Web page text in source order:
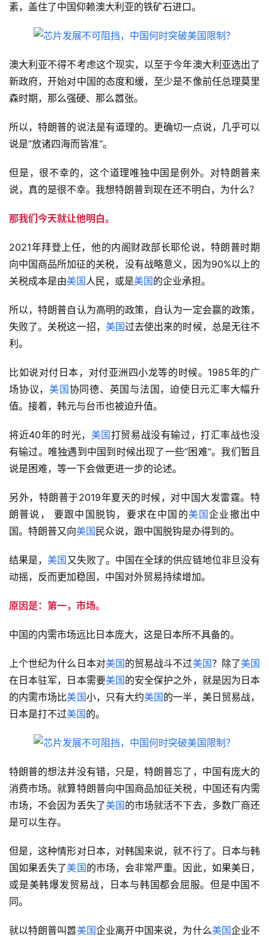
素，盖住了中国仰赖澳大利亚的铁矿石进口。
澳大利亚不得不考虑这个现实，以至于今年澳大利亚选出了
新政府，开始对中国的态度和缓，至少是不像前任总理莫里
森时期，那么强硬、那么嚣张。
所以，特朗普的说法是有道理的。更确切一点说，几乎可以
说是”放诸四海而皆准“。
但是，很不幸的，这个道理唯独中国是例外。对特朗普来
说，真的是很不幸。我想特朗普到现在还不明白，为什么？
那我们今天就让他明白。
2021年拜登上任，他的内阁财政部长耶伦说，特朗普时期
向中国商品所加征的关税，没有战略意义，因为90%以上的
关税成本是由美国人民，或是美国的企业承担。
所以，特朗普自认为高明的政策，自认为一定会赢的政策，
失败了。关税这一招， 美国过去使出来的时候，总是无往不
利。
比如说对付日本，对付亚洲四小龙等的时候。1985年的广
场协议， 美国协同德、英国与法国，迫使日元汇率大幅升
值。接着，韩元与台币也被迫升值。
将近40年的时光， 美国打贸易战没有输过，打汇率战也没
有输过。唯独遇到中国到时候出现了一些”困难“。我们暂且
说是困难，等一下会做更进一步的论述。
另外，特朗普于2019年夏天的时候，对中国大发雷霆。特
朗普说， 要跟中国脱钩，要求在中国的美国企业撤出中
国。特朗普又向美国 民众说，跟中国脱钩是办得到的。
结果是，美国 又失败了。中国在全球的供应链地位非旦没有
动摇，反而更加稳固，中国对外贸易持续增加。
原因是： 第一，市场。
中国的内需市场远比日本庞大，这是日本所不具备的。
上个世纪为什么日本对美国的贸易战斗不过美国？除了美国
在日本驻军，日本需要美国的安全保护之外，就是因为日本
的内需市场比美国小，只有大约美国的一半，美日贸易战，
日本是打不过美国的。
特朗普的想法并没有错，只是，特朗普忘了，中国有庞大的
消费市场。就算特朗普向中国商品加征关税，中国还有内需
市场，不会因为丢失了美国的市场就活不下去，多数厂商还
是可以生存。
但是，这种情形对日本，对韩国来说，就不行了。日本与韩
国如果丢失了美国的市场，会非常严重。因此，如果美日，
或是美韩爆发贸易战，日本与韩国都会屈服。但是中国不
同。
就以特朗普叫嚣美国企业离开中国来说，为什么美国企业不